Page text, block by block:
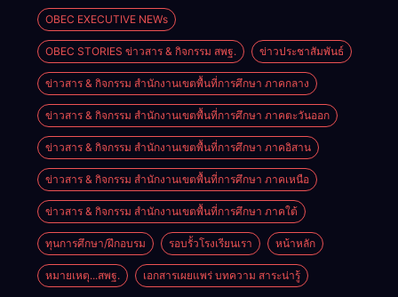
ไทยสู่อนาคต”
ประจำเขต
ตรวจราชการ
ที่ 13
นำการศึกษา
ไทยสู่อนาคต”
เขตตรวจ
ราชการที่ ๑๓
2569
OBEC EXECUTIVE NEWs
OBEC STORIES ข่าวสาร & กิจกรรม สพฐ. ข่าวประชาสัมพันธ์
ข่าวสาร & กิจกรรม สำนักงานเขตพื้นที่การศึกษา ภาคกลาง
ข่าวสาร & กิจกรรม สำนักงานเขตพื้นที่การศึกษา ภาคตะวันออก
ข่าวสาร & กิจกรรม สำนักงานเขตพื้นที่การศึกษา ภาคอิสาน
ข่าวสาร & กิจกรรม สำนักงานเขตพื้นที่การศึกษา ภาคเหนือ
ข่าวสาร & กิจกรรม สำนักงานเขตพื้นที่การศึกษา ภาคใต้
ทุนการศึกษา/ฝึกอบรม รอบรั้วโรงเรียนเรา หน้าหลัก
หมายเหตุ...สพฐ. เอกสารเผยแพร่ บทความ สาระน่ารู้